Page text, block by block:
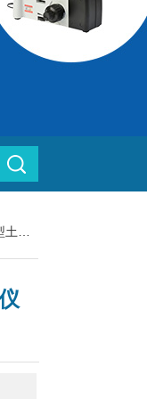
新标准）